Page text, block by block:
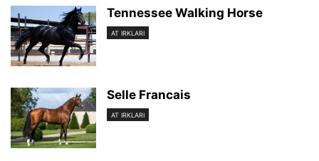
Tennessee Walking Horse
AT IRKLARI
Selle Francais
AT IRKLARI